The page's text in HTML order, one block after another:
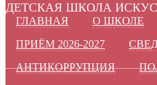
ДЕТСКАЯ ШКОЛА
ГЛАВНАЯ О ШКОЛЕ
ПРИЁМ 2026-2027
АНТИКОРРУПЦИЯ